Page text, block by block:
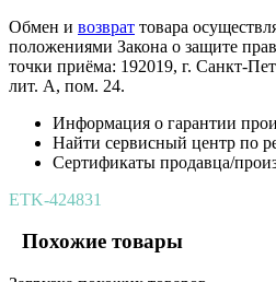
Обмен и возврат товара
положениями Закона о защите
точки приёма: 192019, г. Санкт-
лит. А, пом. 24.
Информация о гарантии
Найти сервисный центр по
Сертификаты продавца/
ETK-424831
Похожие товары